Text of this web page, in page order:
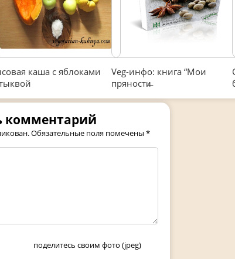
каша с яблоками
Veg-инфо: книга “Мои
пряности̶
комментарий
Обязательные поля помечены *
поделитесь своим фото (jpeg)